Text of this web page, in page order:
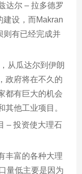
达尔 – 拉多德罗
建设，而Makran
则有已经完成并
从瓜达尔到伊朗
政府将在不久的
都有巨大的机会
其他工业项目。
– 投资使大理石
丰富的各种大理
量低主要是因为